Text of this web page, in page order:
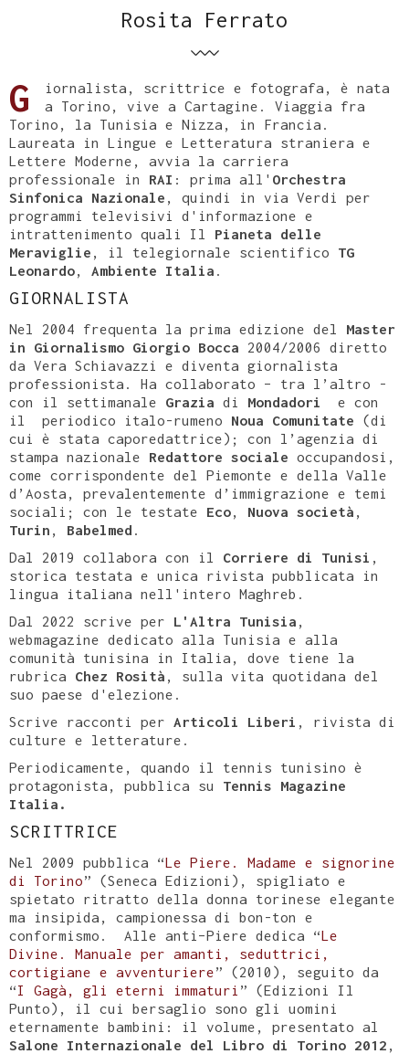
Rosita Ferrato
G
iornalista, scrittrice e fotografa, è nata
a Torino, vive a Cartagine. Viaggia fra
Torino, la Tunisia e Nizza, in Francia.
Laureata in Lingue e Letteratura straniera e
Lettere Moderne, avvia la carriera
professionale in
RAI : prima all' Orchestra
Sinfonica Nazionale , quindi in via Verdi per
programmi televisivi d'informazione e
intrattenimento quali Il Pianeta delle
Meraviglie , il telegiornale scientifico TG
Leonardo, Ambiente Italia .
GIORNALISTA
Nel 2004 frequenta la prima edizione del Master
in Giornalismo Giorgio Bocca 2004/2006 diretto
da Vera Schiavazzi e diventa giornalista
professionista. Ha collaborato – tra l’altro -
con il settimanale Grazia di Mondadori
e con
il periodico italo-rumeno Noua Comunitate (di
cui è stata caporedattrice); con l’agenzia di
stampa nazionale Redattore sociale occupandosi,
come corrispondente del Piemonte e della Valle
d’Aosta, prevalentemente d’immigrazione e temi
sociali; con le testate Eco, Nuova società ,
Turin , Babelmed .
Dal 2019 collabora con il Corriere di Tunisi ,
storica testata e unica rivista pubblicata in
lingua italiana nell'intero Maghreb.
Dal 2022 scrive per L'Altra Tunisia ,
webmagazine dedicato alla Tunisia e alla
comunità tunisina in Italia, dove tiene la
rubrica Chez Rosità , sulla vita quotidana del
suo paese d'elezione.
Scrive racconti per Articoli Liberi , rivista di
culture e letterature.
Periodicamente, quando il tennis tunisino è
protagonista, pubblica su
Tennis Magazine
Italia.
SCRITTRICE
Nel 2009 pubblica “Le Piere. Madame e signorine
di Torino” (Seneca Edizioni), spigliato e
spietato ritratto della donna torinese elegante
ma insipida, campionessa di bon-ton e
conformismo. Alle anti–Piere dedica “Le
Divine. Manuale per amanti, seduttrici,
cortigiane e avventuriere” (2010), seguito da
“I Gagà, gli eterni immaturi ” (Edizioni Il
Punto), il cui bersaglio sono gli uomini
eternamente bambini: il volume, presentato al
Salone Internazionale del Libro di Torino 2012 ,